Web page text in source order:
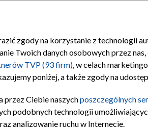
TVP Polityka prywatności Moje
zgody na korzystanie z technologii
Twoich danych osobowych przez
TVP (93 firm), w celach
poniżej, a także zgody na
przez Ciebie naszychposzczególnych
podobnych technologii
analizowanie ruchu w Internecie.